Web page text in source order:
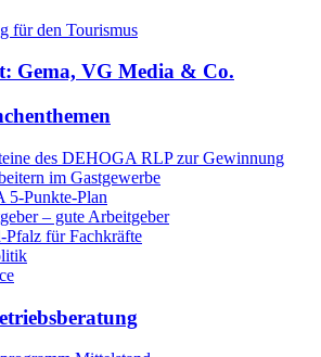
für den Tourismus
Gema, VG Media & Co.
des DEHOGA RLP zur Gewinnung
im Gastgewerbe
5-Punkte-Plan
– gute Arbeitgeber
Pfalz für Fachkräfte